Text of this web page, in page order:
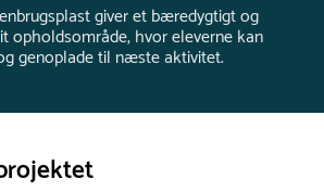
giver et bæredygtigt og
opholdsområde, hvor eleverne kan
genoplade til næste aktivitet.